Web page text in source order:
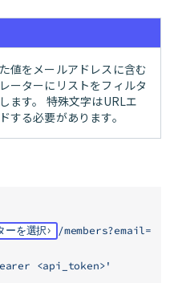
値をメールアドレスに含む
ーターにリストをフィルタ
ます。 特殊文字はURLエ
する必要があります。
ーを選択
/members?email=
<api_token>'